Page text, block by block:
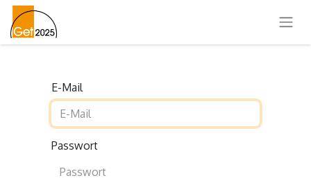
E-Mail
Passwort